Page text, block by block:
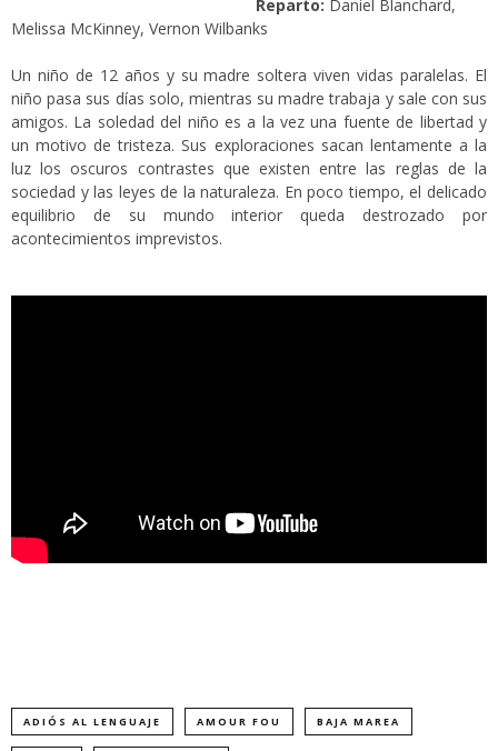
Reparto: Daniel Blanchard,
Melissa McKinney, Vernon Wilbanks
Un niño de 12 años y su madre soltera viven vidas paralelas. El
niño pasa sus días solo, mientras su madre trabaja y sale con sus
amigos. La soledad del niño es a la vez una fuente de libertad y
un motivo de tristeza. Sus exploraciones sacan lentamente a la
luz los oscuros contrastes que existen entre las reglas de la
sociedad y las leyes de la naturaleza. En poco tiempo, el delicado
equilibrio de su mundo interior queda destrozado por
acontecimientos imprevistos.
ADIÓS AL LENGUAJE AMOUR FOU BAJA MAREA